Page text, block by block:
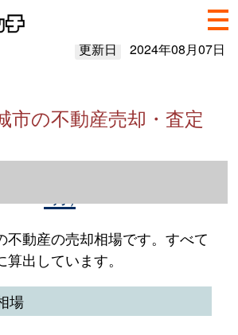
更新日 2024年08月07日
市の不動産売却・査定
不動産売却情報（2023年1～
不動産の売却相場です。すべて
出しています。
場